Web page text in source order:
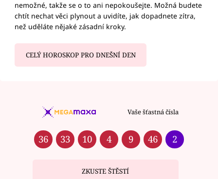
nemožné, takže se o to ani nepokoušejte. Možná budete
chtít nechat věci plynout a uvidíte, jak dopadnete zítra,
než uděláte nějaké zásadní kroky.
CELÝ HOROSKOP PRO DNEŠNÍ DEN
Vaše šťastná čísla
36 33 10 4 9 46 2
ZKUSTE ŠTĚSTÍ